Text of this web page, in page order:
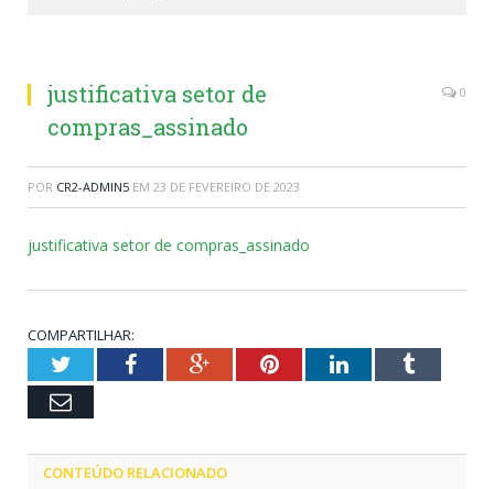
justificativa setor de
compras_assinado
0
POR CR2-ADMIN5 EM 23 DE FEVEREIRO DE 2023
justificativa setor de compras_assinado
COMPARTILHAR:
TwitterFacebookGoogle+PinterestLinkedInTumblr
Email
CONTEÚDO RELACIONADO